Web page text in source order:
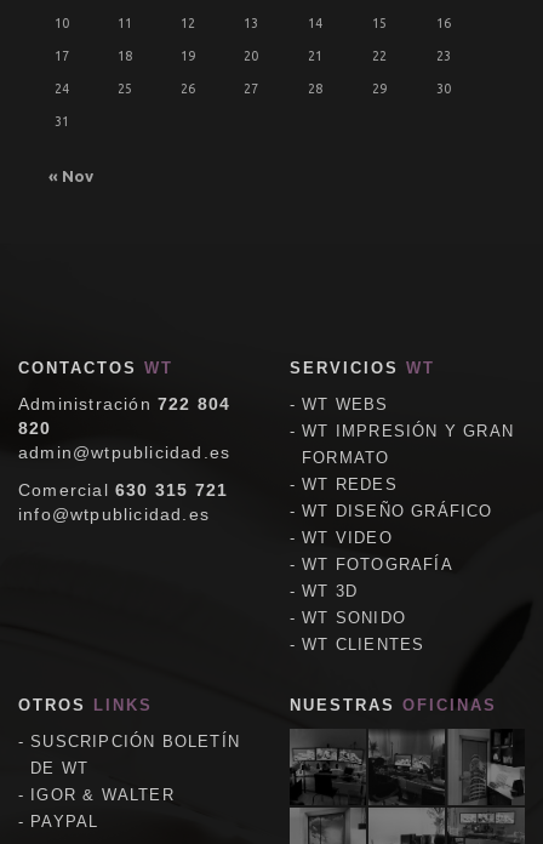
10 11 12 13 14 15 16
17 18 19 20 21 22 23
24 25 26 27 28 29 30
31
« Nov
CONTACTOS WT
Administración 722 804
820
admin@wtpublicidad.es
Comercial 630 315 721
info@wtpublicidad.es
SERVICIOS WT
WT WEBS
WT IMPRESIÓN Y GRAN
FORMATO
WT REDES
WT DISEÑO GRÁFICO
WT VIDEO
WT FOTOGRAFÍA
WT 3D
WT SONIDO
WT CLIENTES
OTROS
LINKS
SUSCRIPCIÓN BOLETÍN
DE WT
IGOR & WALTER
PAYPAL
NUESTRAS OFICINAS